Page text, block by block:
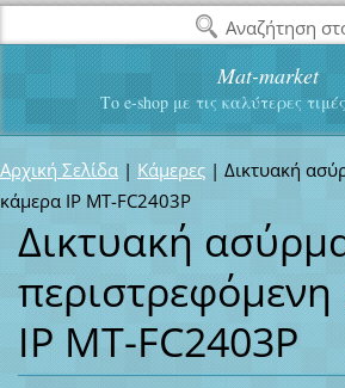
Mat-market
Το e-shop με τις καλύτερες
Αρχική Σελίδα | Κάμερες | Δικτυακή
κάμερα IP MT-FC2403P
Δικτυακή
IP MT-FC2403P
Αναζήτηση